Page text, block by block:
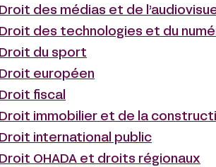
Droit des médias et de
Droit des technologies et du
Droit du sport
Droit européen
Droit fiscal
Droit immobilier et de la
Droit international public
Droit OHADA et droits régionaux